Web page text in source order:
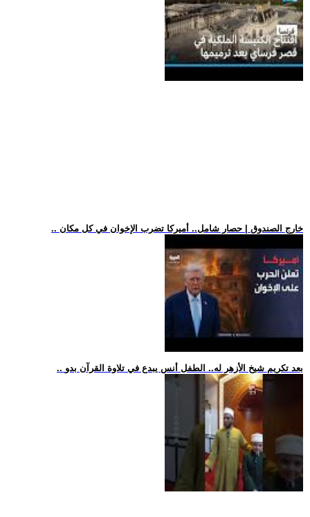
.. خارج الصندوق | حصار شامل.. أميركا تضرب الإخوان في كل مكان
.. بعد تكريم شيخ الأزهر له.. الطفل أنس يبدع في تلاوة القرآن بدو